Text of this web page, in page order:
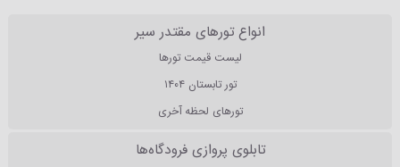
انواع تورهای مقتدر سیر
لیست قیمت تورها
تور تابستان ۱۴۰۴
تورهای لحظه آخری
تابلوی پروازی فرودگاه‌ها